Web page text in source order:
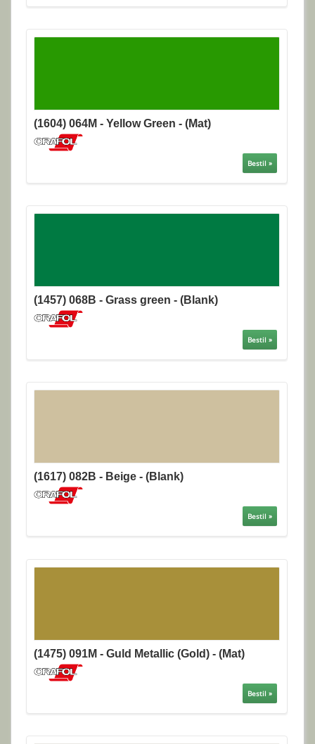
(1604) 064M - Yellow Green - (Mat)
Bestil »
(1457) 068B - Grass green - (Blank)
Bestil »
(1617) 082B - Beige - (Blank)
Bestil »
(1475) 091M - Guld Metallic (Gold) - (Mat)
Bestil »